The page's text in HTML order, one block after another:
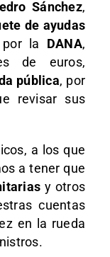
Sánchez,
de ayudas
por la DANA,
de euros,
pública, por
revisar sus
a los que
a tener que
y otros
cuentas
en la rueda